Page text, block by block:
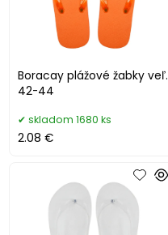
Boracay plážové žabky veľ.
42-44
skladom 1680 ks
2.08 €